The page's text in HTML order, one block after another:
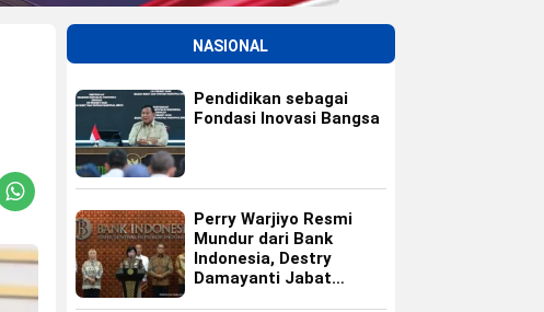
NASIONAL
Pendidikan sebagai
Fondasi Inovasi Bangsa
Perry Warjiyo Resmi
Mundur dari Bank
Indonesia, Destry
Damayanti Jabat